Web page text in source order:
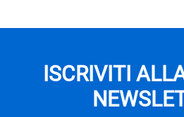
ISCRIVITI